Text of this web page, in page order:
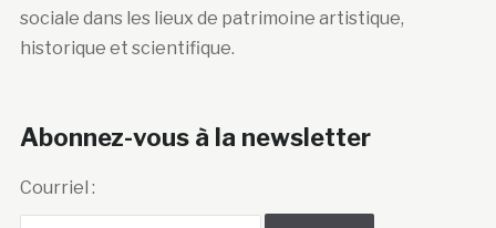
sociale dans les lieux de patrimoine artistique,
historique et scientifique.
Abonnez-vous à la newsletter
Courriel :